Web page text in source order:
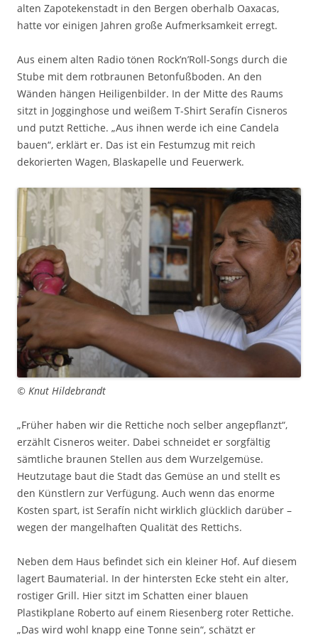
alten Zapotekenstadt in den Bergen oberhalb Oaxacas,
hatte vor einigen Jahren große Aufmerksamkeit erregt.
Aus einem alten Radio tönen Rock’n’Roll-Songs durch die
Stube mit dem rotbraunen Betonfußboden. An den
Wänden hängen Heiligenbilder. In der Mitte des Raums
sitzt in Jogginghose und weißem T-Shirt Serafín Cisneros
und putzt Rettiche. „Aus ihnen werde ich eine Candela
bauen“, erklärt er. Das ist ein Festumzug mit reich
dekorierten Wagen, Blaskapelle und Feuerwerk.
© Knut Hildebrandt
„Früher haben wir die Rettiche noch selber angepflanzt“,
erzählt Cisneros weiter. Dabei schneidet er sorgfältig
sämtliche braunen Stellen aus dem Wurzelgemüse.
Heutzutage baut die Stadt das Gemüse an und stellt es
den Künstlern zur Verfügung. Auch wenn das enorme
Kosten spart, ist Serafín nicht wirklich glücklich darüber –
wegen der mangelhaften Qualität des Rettichs.
Neben dem Haus befindet sich ein kleiner Hof. Auf diesem
lagert Baumaterial. In der hintersten Ecke steht ein alter,
rostiger Grill. Hier sitzt im Schatten einer blauen
Plastikplane Roberto auf einem Riesenberg roter Rettiche.
„Das wird wohl knapp eine Tonne sein“, schätzt er